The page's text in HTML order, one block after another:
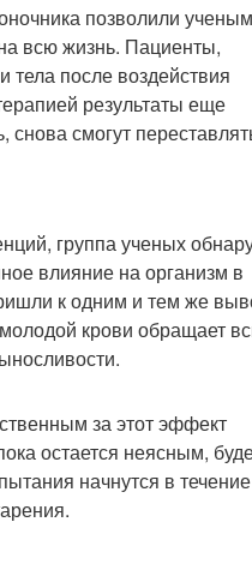
позволили ученым
всю жизнь. Пациенты,
после воздействия
результаты еще
смогут
группа ученых
влияние на организм в
к одним и тем же
крови обращает
за этот эффект
остается неясным,
начнутся в течение